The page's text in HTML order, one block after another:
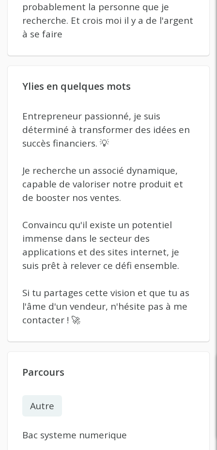
probablement la personne que je
recherche. Et crois moi il y a de l'argent
à se faire
Ylies en quelques mots
Entrepreneur passionné, je suis
déterminé à transformer des idées en
succès financiers. 💡
Je recherche un associé dynamique,
capable de valoriser notre produit et
de booster nos ventes.
Convaincu qu'il existe un potentiel
immense dans le secteur des
applications et des sites internet, je
suis prêt à relever ce défi ensemble.
Si tu partages cette vision et que tu as
l'âme d'un vendeur, n'hésite pas à me
contacter ! 🚀
Parcours
Autre
Bac systeme numerique